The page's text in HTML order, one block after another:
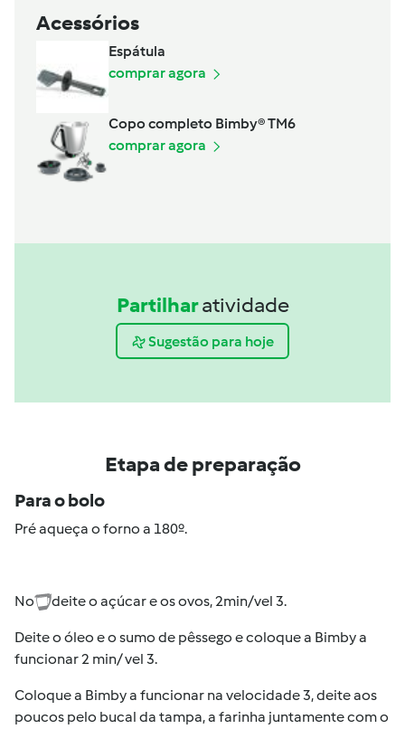
Acessórios
Espátula
comprar agora
Copo completo Bimby® TM6
comprar agora
Partilharatividade
Sugestão para hoje
Etapa de preparação
Para o bolo
Pré aqueça o forno a 180º.
No deite o açúcar e os ovos, 2min/vel 3.
Deite o óleo e o sumo de pêssego e coloque a Bimby a
funcionar 2 min/ vel 3.
Coloque a Bimby a funcionar na velocidade 3, deite aos
poucos pelo bucal da tampa, a farinha juntamente com o